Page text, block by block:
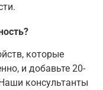
которые
и добавьте 20-
консультанты